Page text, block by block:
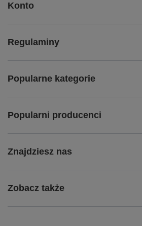
Konto
Regulaminy
Popularne kategorie
Popularni producenci
Znajdziesz nas
Zobacz także